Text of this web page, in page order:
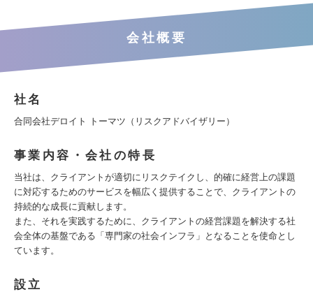
会社概要
社名
合同会社デロイト トーマツ（リスクアドバイザリー）
事業内容・会社の特長
当社は、クライアントが適切にリスクテイクし、的確に経営上の課題
に対応するためのサービスを幅広く提供することで、クライアントの
持続的な成長に貢献します。
また、それを実践するために、クライアントの経営課題を解決する社
会全体の基盤である「専門家の社会インフラ」となることを使命とし
ています。
設立